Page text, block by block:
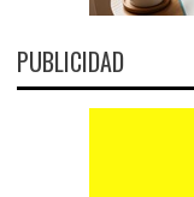
PUBLICIDAD